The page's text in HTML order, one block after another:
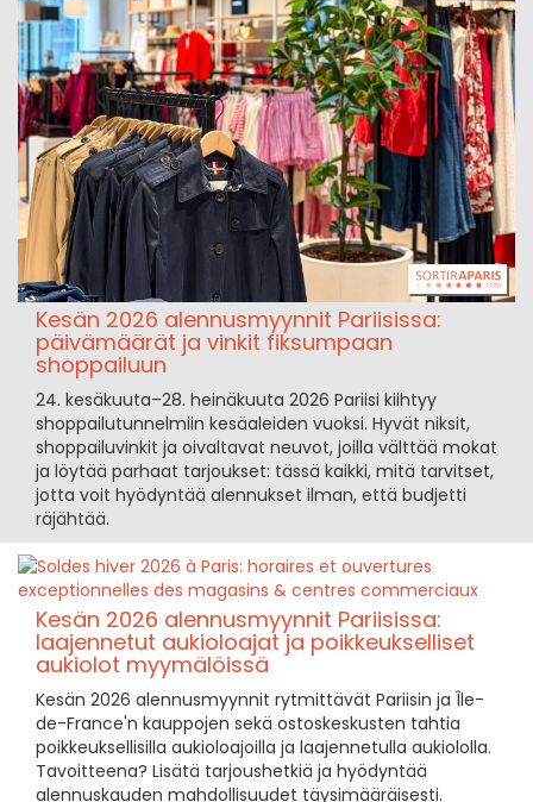
Kesän 2026 alennusmyynnit Pariisissa:
päivämäärät ja vinkit fiksumpaan
shoppailuun
24. kesäkuuta–28. heinäkuuta 2026 Pariisi kiihtyy
shoppailutunnelmiin kesäaleiden vuoksi. Hyvät niksit,
shoppailuvinkit ja oivaltavat neuvot, joilla välttää mokat
ja löytää parhaat tarjoukset: tässä kaikki, mitä tarvitset,
jotta voit hyödyntää alennukset ilman, että budjetti
räjähtää.
Kesän 2026 alennusmyynnit Pariisissa:
laajennetut aukioloajat ja poikkeukselliset
aukiolot myymälöissä
Kesän 2026 alennusmyynnit rytmittävät Pariisin ja Île-
de-France'n kauppojen sekä ostoskeskusten tahtia
poikkeuksellisilla aukioloajoilla ja laajennetulla aukiololla.
Tavoitteena? Lisätä tarjoushetkiä ja hyödyntää
alennuskauden mahdollisuudet täysimääräisesti.